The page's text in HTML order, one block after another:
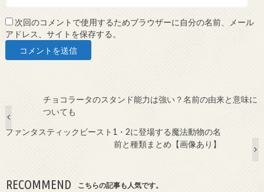
次回のコメントで使用するためブラウザーに自分の名前、メール
アドレス、サイトを保存する。
チョコラータのスタンド能力は強い？名前の由来と意味に
ついても
ファンタスティックビースト1・2に登場する魔法動物の名
前と種類まとめ【画像あり】
RECOMMEND こちらの記事も人気です。